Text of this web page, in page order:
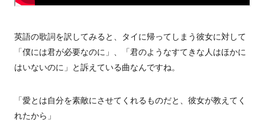
英語の歌詞を訳してみると、タイに帰ってしまう彼女に対して
「僕には君が必要なのに」、「君のようなすてきな人はほかに
はいないのに」と訴えている曲なんですね。
「愛とは自分を素敵にさせてくれるものだと、彼女が教えてく
れたから」